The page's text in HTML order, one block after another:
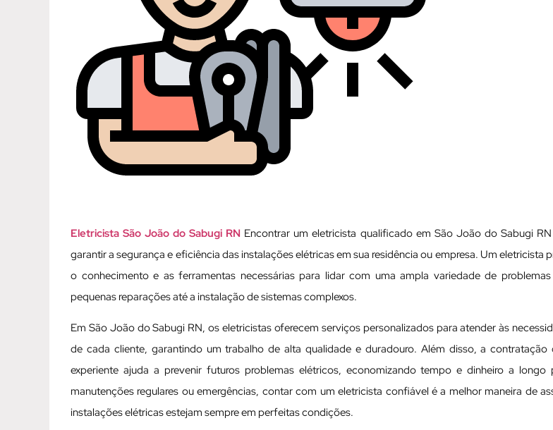
Eletricista São João do Sabugi RN Encontrar um eletricista qualificado em São João do Sabugi
garantir a segurança e eficiência das instalações elétricas em sua residência ou empresa. Um eletricista
o conhecimento e as ferramentas necessárias para lidar com uma ampla variedade de
pequenas reparações até a instalação de sistemas complexos.
Em São João do Sabugi RN, os eletricistas oferecem serviços personalizados para atender às
de cada cliente, garantindo um trabalho de alta qualidade e duradouro. Além disso, a contratação
experiente ajuda a prevenir futuros problemas elétricos, economizando tempo e dinheiro a longo
manutenções regulares ou emergências, contar com um eletricista confiável é a melhor maneira de
instalações elétricas estejam sempre em perfeitas condições.